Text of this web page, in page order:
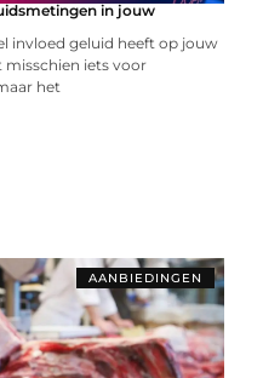
in jouw
invloed geluid heeft op jouw
misschien iets voor
het
AANBIEDINGEN